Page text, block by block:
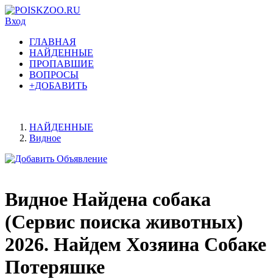
Вход
ГЛАВНАЯ
НАЙДЕННЫЕ
ПРОПАВШИЕ
ВОПРОСЫ
+ДОБАВИТЬ
НАЙДЕННЫЕ
Видное
Видное Найдена собака
(Сервис поиска животных)
2026. Найдем Хозяина Собаке
Потеряшке